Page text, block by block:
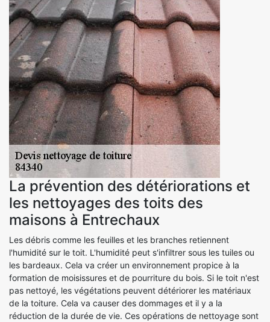
La prévention des détériorations et
les nettoyages des toits des
maisons à Entrechaux
Les débris comme les feuilles et les branches retiennent
l'humidité sur le toit. L'humidité peut s'infiltrer sous les tuiles ou
les bardeaux. Cela va créer un environnement propice à la
formation de moisissures et de pourriture du bois. Si le toit n'est
pas nettoyé, les végétations peuvent détériorer les matériaux
de la toiture. Cela va causer des dommages et il y a la
réduction de la durée de vie. Ces opérations de nettoyage sont